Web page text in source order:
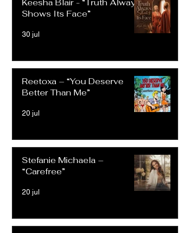
Keesha Blair - “Truth Always
Shows Its Face”
30 jul
Reetoxa – “You Deserve
Better Than Me”
20 jul
Stefanie Michaela –
“Carefree”
20 jul